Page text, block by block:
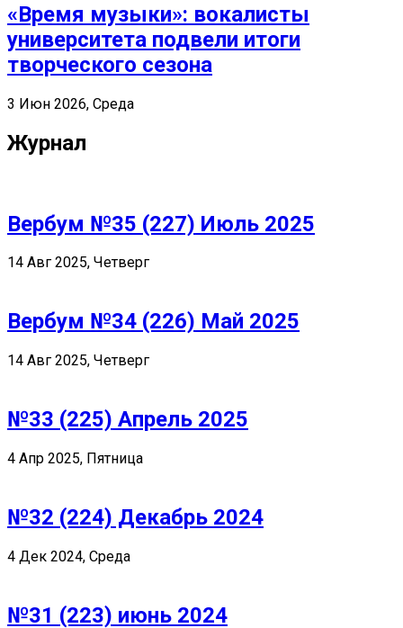
«Время музыки»: вокалисты
университета подвели итоги
творческого сезона
3 Июн 2026, Среда
Журнал
Вербум №35 (227) Июль 2025
14 Авг 2025, Четверг
Вербум №34 (226) Май 2025
14 Авг 2025, Четверг
№33 (225) Апрель 2025
4 Апр 2025, Пятница
№32 (224) Декабрь 2024
4 Дек 2024, Среда
№31 (223) июнь 2024